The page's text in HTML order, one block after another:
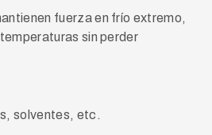
fuerza en frío extremo,
sin perder
solventes, etc.